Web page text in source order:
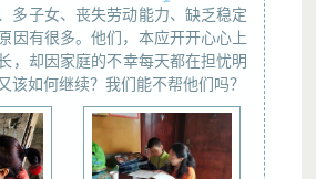
多子女、丧失劳动能力、缺乏稳定
有很多。他们，本应开开心心上
，却因家庭的不幸每天都在担忧明
该如何继续？我们能不帮他们吗？